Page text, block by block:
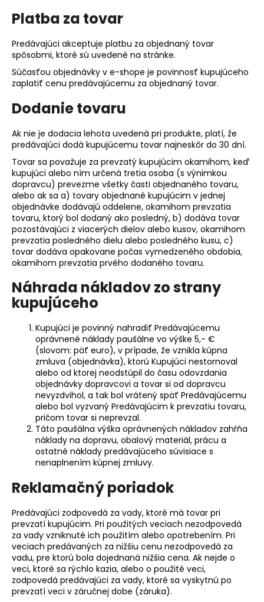
Platba za tovar
Predávajúci akceptuje platbu za objednaný tovar
spôsobmi, ktoré sú uvedené na stránke.
Súčasťou objednávky v e-shope je povinnosť kupujúceho
zaplatiť cenu predávajúcemu za objednaný tovar.
Dodanie tovaru
Ak nie je dodacia lehota uvedená pri produkte, platí, že
predávajúci dodá kupujúcemu tovar najneskôr do 30 dní.
Tovar sa považuje za prevzatý kupujúcim okamihom, keď
kupujúci alebo ním určená tretia osoba (s výnimkou
dopravcu) prevezme všetky časti objednaného tovaru,
alebo ak sa a) tovary objednané kupujúcim v jednej
objednávke dodávajú oddelene, okamihom prevzatia
tovaru, ktorý bol dodaný ako posledný, b) dodáva tovar
pozostávajúci z viacerých dielov alebo kusov, okamihom
prevzatia posledného dielu alebo posledného kusu, c)
tovar dodáva opakovane počas vymedzeného obdobia,
okamihom prevzatia prvého dodaného tovaru.
Náhrada nákladov zo strany
kupujúceho
Kupujúci je povinný nahradiť Predávajúcemu
oprávnené náklady paušálne vo výške 5,- €
(slovom: päť euro), v prípade, že vznikla kúpna
zmluva (objednávka), ktorú Kupujúci nestornoval
alebo od ktorej neodstúpil do času odovzdania
objednávky dopravcovi a tovar si od dopravcu
nevyzdvihol, a tak bol vrátený späť Predávajúcemu
alebo bol vyzvaný Predávajúcim k prevzatiu tovaru,
pričom tovar si neprevzal.
Táto paušálna výška oprávnených nákladov zahŕňa
náklady na dopravu, obalový materiál, prácu a
ostatné náklady predávajúceho súvisiace s
nenaplnením kúpnej zmluvy.
Reklamačný poriadok
Predávajúci zodpovedá za vady, ktoré má tovar pri
prevzatí kupujúcim. Pri použitých veciach nezodpovedá
za vady vzniknuté ich použitím alebo opotrebením. Pri
veciach predávaných za nižšiu cenu nezodpovedá za
vadu, pre ktorú bola dojednaná nižšia cena. Ak nejde o
veci, ktoré sa rýchlo kazia, alebo o použité veci,
zodpovedá predávajúci za vady, ktoré sa vyskytnú po
prevzatí veci v záručnej dobe (záruka).
ŠILTOVKA
DAJCE
ŠICKE
POKOJ
€14,80